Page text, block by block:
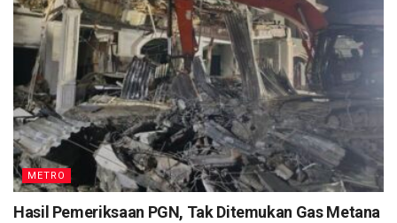
METRO
Hasil Pemeriksaan PGN, Tak Ditemukan Gas Metana